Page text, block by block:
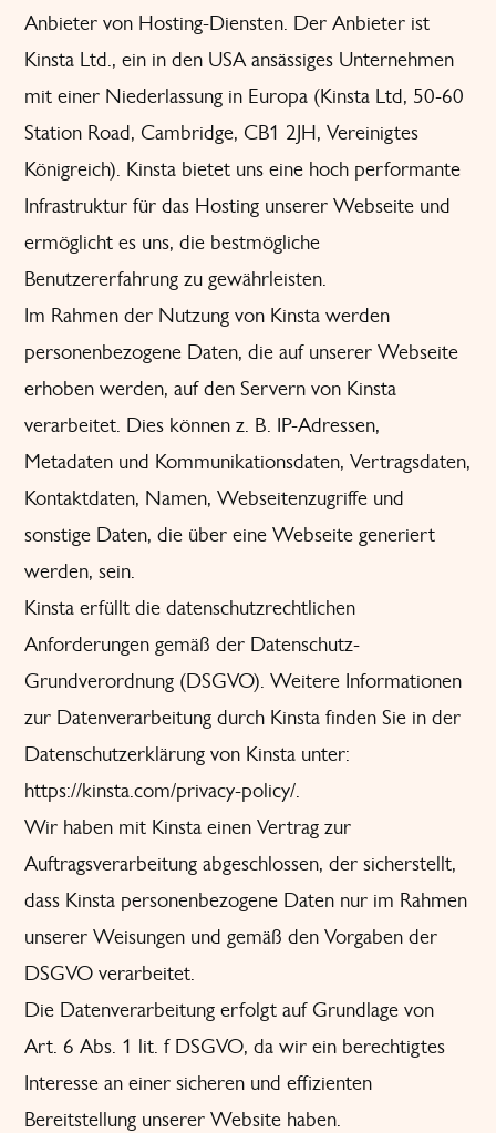
Anbieter von Hosting-Diensten. Der Anbieter ist
Kinsta Ltd., ein in den USA ansässiges Unternehmen
mit einer Niederlassung in Europa (Kinsta Ltd, 50-60
Station Road, Cambridge, CB1 2JH, Vereinigtes
Königreich). Kinsta bietet uns eine hoch performante
Infrastruktur für das Hosting unserer Webseite und
ermöglicht es uns, die bestmögliche
Benutzererfahrung zu gewährleisten.
Im Rahmen der Nutzung von Kinsta werden
personenbezogene Daten, die auf unserer Webseite
erhoben werden, auf den Servern von Kinsta
verarbeitet. Dies können z. B. IP-Adressen,
Metadaten und Kommunikationsdaten, Vertragsdaten,
Kontaktdaten, Namen, Webseitenzugriffe und
sonstige Daten, die über eine Webseite generiert
werden, sein.
Kinsta erfüllt die datenschutzrechtlichen
Anforderungen gemäß der Datenschutz-
Grundverordnung (DSGVO). Weitere Informationen
zur Datenverarbeitung durch Kinsta finden Sie in der
Datenschutzerklärung von Kinsta unter:
https://kinsta.com/privacy-policy/.
Wir haben mit Kinsta einen Vertrag zur
Auftragsverarbeitung abgeschlossen, der sicherstellt,
dass Kinsta personenbezogene Daten nur im Rahmen
unserer Weisungen und gemäß den Vorgaben der
DSGVO verarbeitet.
Die Datenverarbeitung erfolgt auf Grundlage von
Art. 6 Abs. 1 lit. f DSGVO, da wir ein berechtigtes
Interesse an einer sicheren und effizienten
Bereitstellung unserer Website haben.